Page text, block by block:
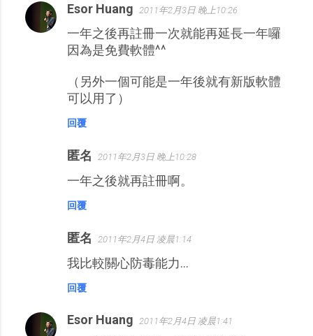
Esor Huang 2011年2月3日 晚上10:26
一年之後再註冊一次就能再延長一年囉
因為是免費軟體^^
（另外一個可能是一年後就有新版軟體
可以用了）
回覆
匿名 2011年2月3日 晚上10:28
一年之後就再註冊啊。
回覆
匿名 2011年2月4日 凌晨1:14
我比較關心防毒能力...
回覆
Esor Huang 2011年2月4日 凌晨1:41